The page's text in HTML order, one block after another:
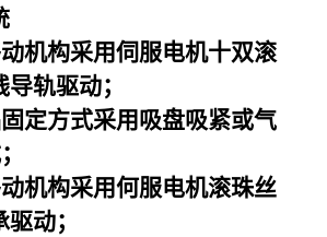
机构采用伺服电机十双滚
导轨驱动；
定方式采用吸盘吸紧或气
机构采用何服电机滚珠丝
动；